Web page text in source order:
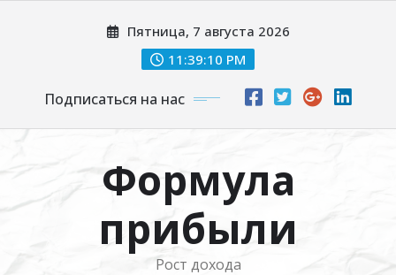
Пятница, 7 августа 2026
11:39:11 PM
Подписаться на нас
Формула
прибыли
Рост дохода